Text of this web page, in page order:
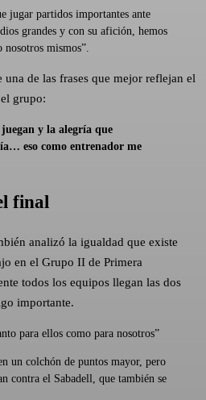
jugar partidos importantes ante
grandes y con su afición, hemos
nosotros mismos”.
de las frases que mejor reflejan el
grupo:
y la alegría que
eso como entrenador me
final
analizó la igualdad que existe
en el Grupo II de Primera
todos los equipos llegan las dos
importante.
para ellos como para nosotros”
un colchón de puntos mayor, pero
contra el Sabadell, que también se